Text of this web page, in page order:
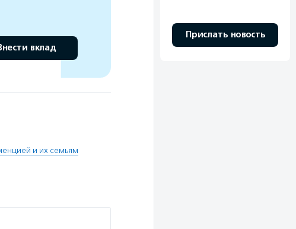
вклад
и их семьям
Прислать новость